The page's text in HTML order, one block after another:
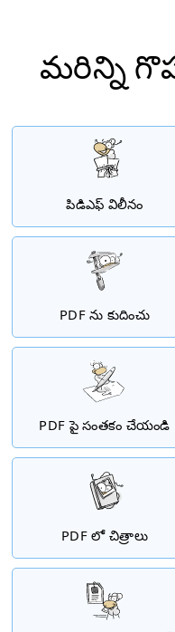
మరిన్ని
పిడిఎఫ్ విలీనం
PDF ను కుదించు
PDF పై సంతకం చేయండి
PDF లో చిత్రాలు